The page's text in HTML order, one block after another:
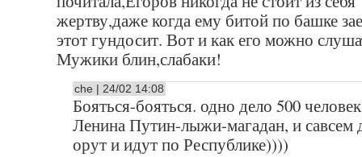
жертву,даже когда ему битой по башке
этот гундосит. Вот и как его можно
Мужики блин,слабаки!
che | 24/02 14:08
Бояться-бояться. одно дело 500
Ленина Путин-лыжи-магадан, и савсем
орут и идут по Республике))))